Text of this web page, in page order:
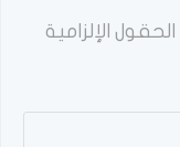
الحقول الإلزامية